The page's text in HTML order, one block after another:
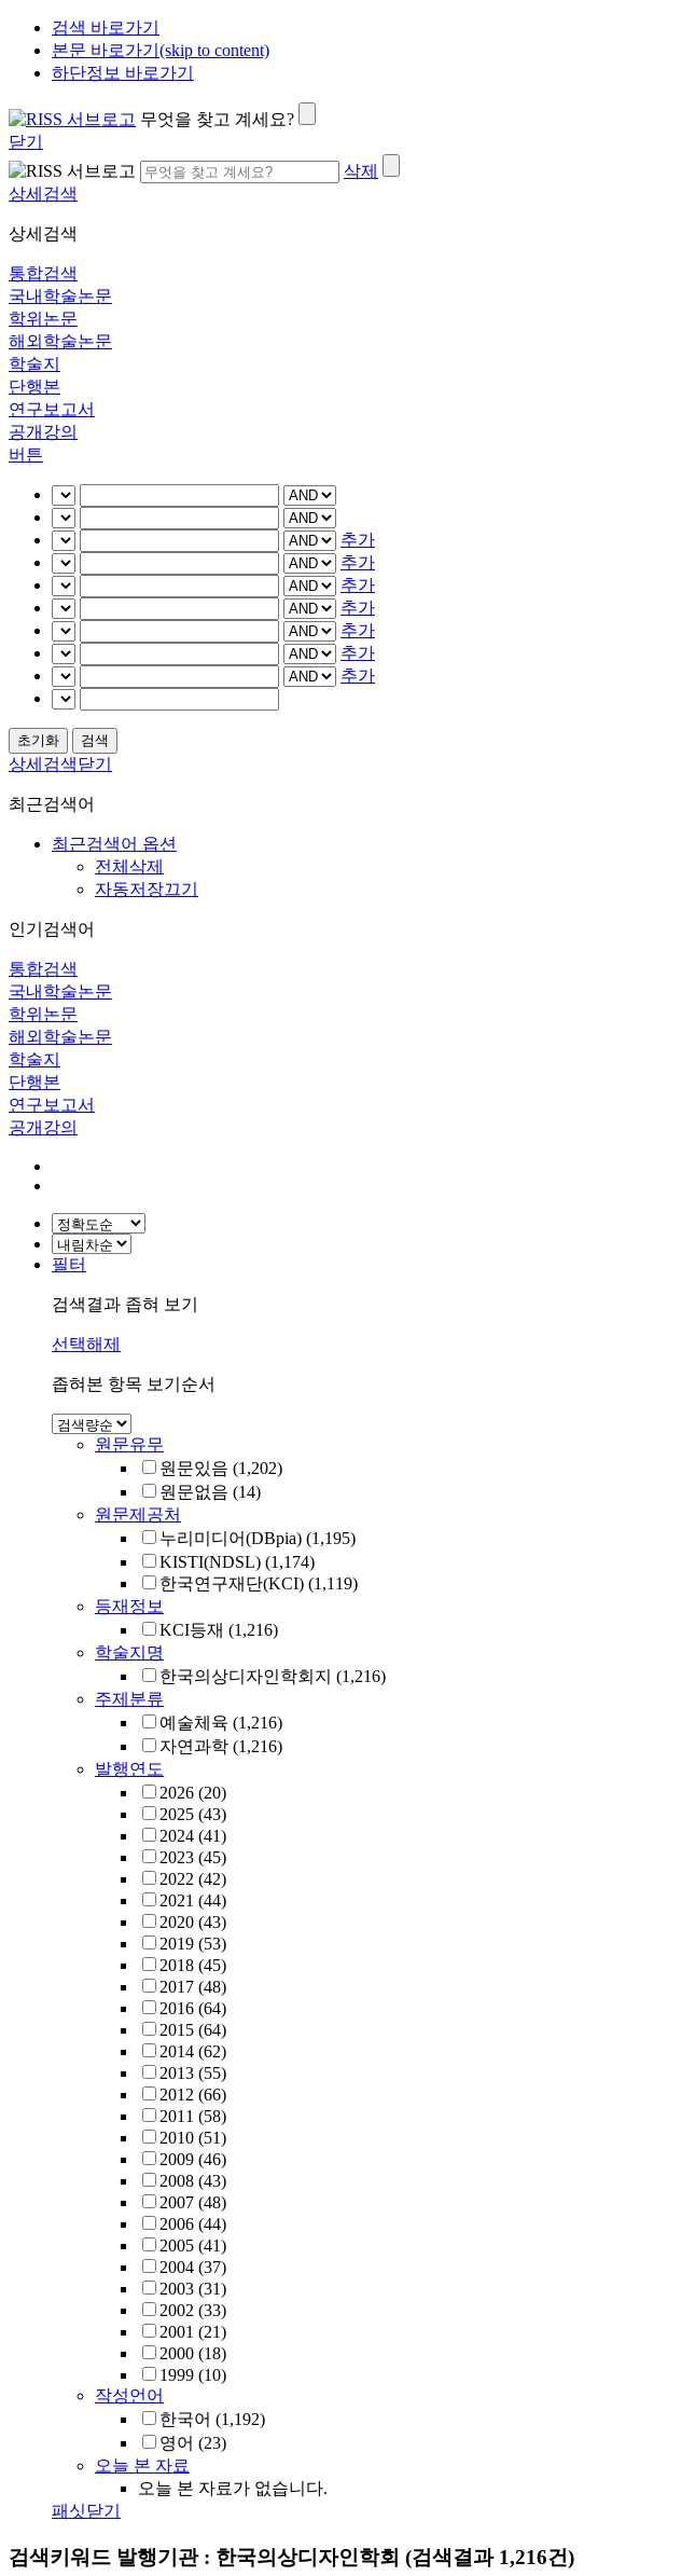
검색 바로가기
본문 바로가기(skip to content)
하단정보 바로가기
무엇을 찾고 계세요?
닫기
삭제
상세검색
상세검색
통합검색
국내학술논문
학위논문
해외학술논문
학술지
단행본
연구보고서
공개강의
버튼
추가
추가
추가
추가
추가
추가
추가
상세검색닫기
최근검색어
최근검색어 옵션
전체삭제
자동저장끄기
인기검색어
통합검색
국내학술논문
학위논문
해외학술논문
학술지
단행본
연구보고서
공개강의
필터
검색결과 좁혀 보기
선택해제
좁혀본 항목 보기순서
원문유무
원문있음 (1,202)
원문없음 (14)
원문제공처
누리미디어(DBpia) (1,195)
KISTI(NDSL) (1,174)
한국연구재단(KCI) (1,119)
등재정보
KCI등재 (1,216)
학술지명
한국의상디자인학회지 (1,216)
주제분류
예술체육 (1,216)
자연과학 (1,216)
발행연도
2026 (20)
2025 (43)
2024 (41)
2023 (45)
2022 (42)
2021 (44)
2020 (43)
2019 (53)
2018 (45)
2017 (48)
2016 (64)
2015 (64)
2014 (62)
2013 (55)
2012 (66)
2011 (58)
2010 (51)
2009 (46)
2008 (43)
2007 (48)
2006 (44)
2005 (41)
2004 (37)
2003 (31)
2002 (33)
2001 (21)
2000 (18)
1999 (10)
작성언어
한국어 (1,192)
영어 (23)
오늘 본 자료
오늘 본 자료가 없습니다.
패싯닫기
검색키워드 발행기관 : 한국의상디자인학회 (검색결과 1,216건)